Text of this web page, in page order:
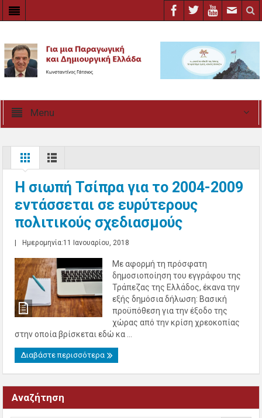
Menu
Η σιωπή Τσίπρα για το 2004-2009
εντάσσεται σε ευρύτερους
πολιτικούς σχεδιασμούς
Ημερομηνία:11 Ιανουαρίου, 2018
Με αφορμή τη πρόσφατη
δημοσιοποίηση του εγγράφου της
Τράπεζας της Ελλάδος, έκανα την
εξής δημόσια δήλωση: Βασική
προϋπόθεση για την έξοδο της
χώρας από την κρίση χρεοκοπίας
στην οποία βρίσκεται εδώ κα ...
Διαβάστε περισσότερα
Αναζήτηση